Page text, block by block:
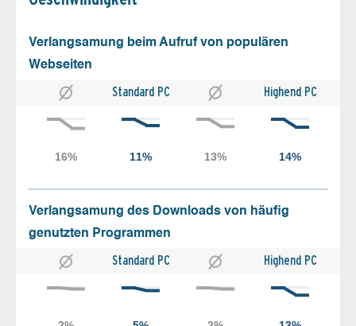
Verlangsamung beim Aufruf von populären
Webseiten
Standard PC Highend PC
Verlangsamung des Downloads von häufig
genutzten Programmen
Standard PC Highend PC